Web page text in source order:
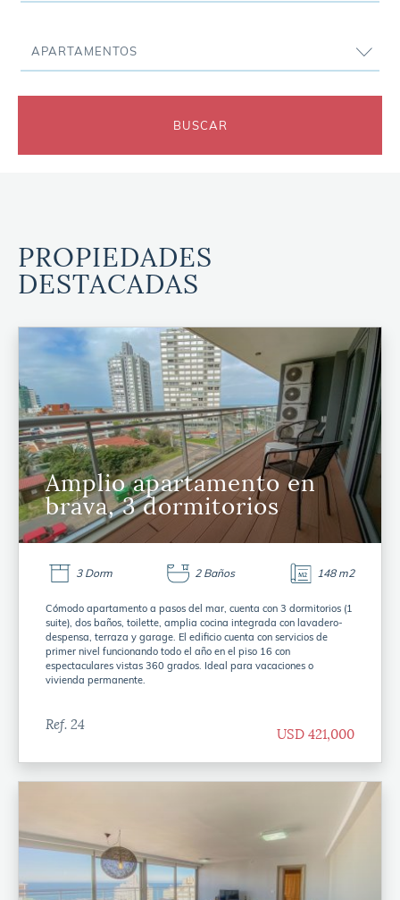
APARTAMENTOS
BUSCAR
PROPIEDADES
DESTACADAS
Amplio apartamento en
brava, 3 dormitorios
3 Dorm 2 Baños 148 m2
Cómodo apartamento a pasos del mar, cuenta con 3 dormitorios (1
suite), dos baños, toilette, amplia cocina integrada con lavadero-
despensa, terraza y garage. El edificio cuenta con servicios de
primer nivel funcionando todo el año en el piso 16 con
espectaculares vistas 360 grados. Ideal para vacaciones o
vivienda permanente.
Ref. 24
USD 421,000